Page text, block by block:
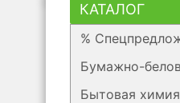
КАТАЛОГ
%
Бумажно-
Бытовая химия